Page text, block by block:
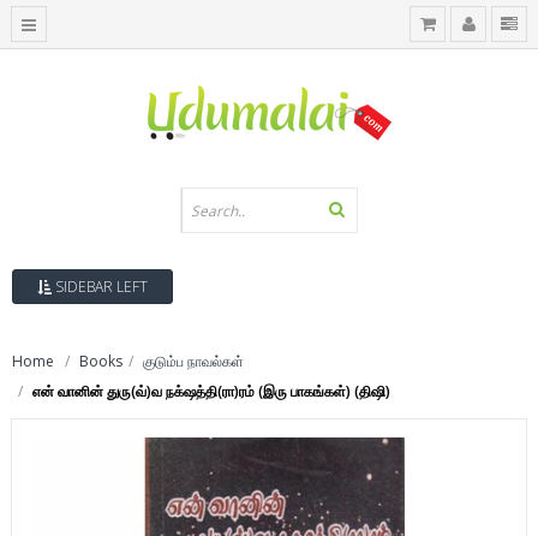
SIDEBAR LEFT
Home Books
குடும்ப நாவல்கள்
என் வானின் துரு(வ்)வ நக்‌ஷத்தி(ரா)ரம் (இரு பாகங்கள்) (திஷி)